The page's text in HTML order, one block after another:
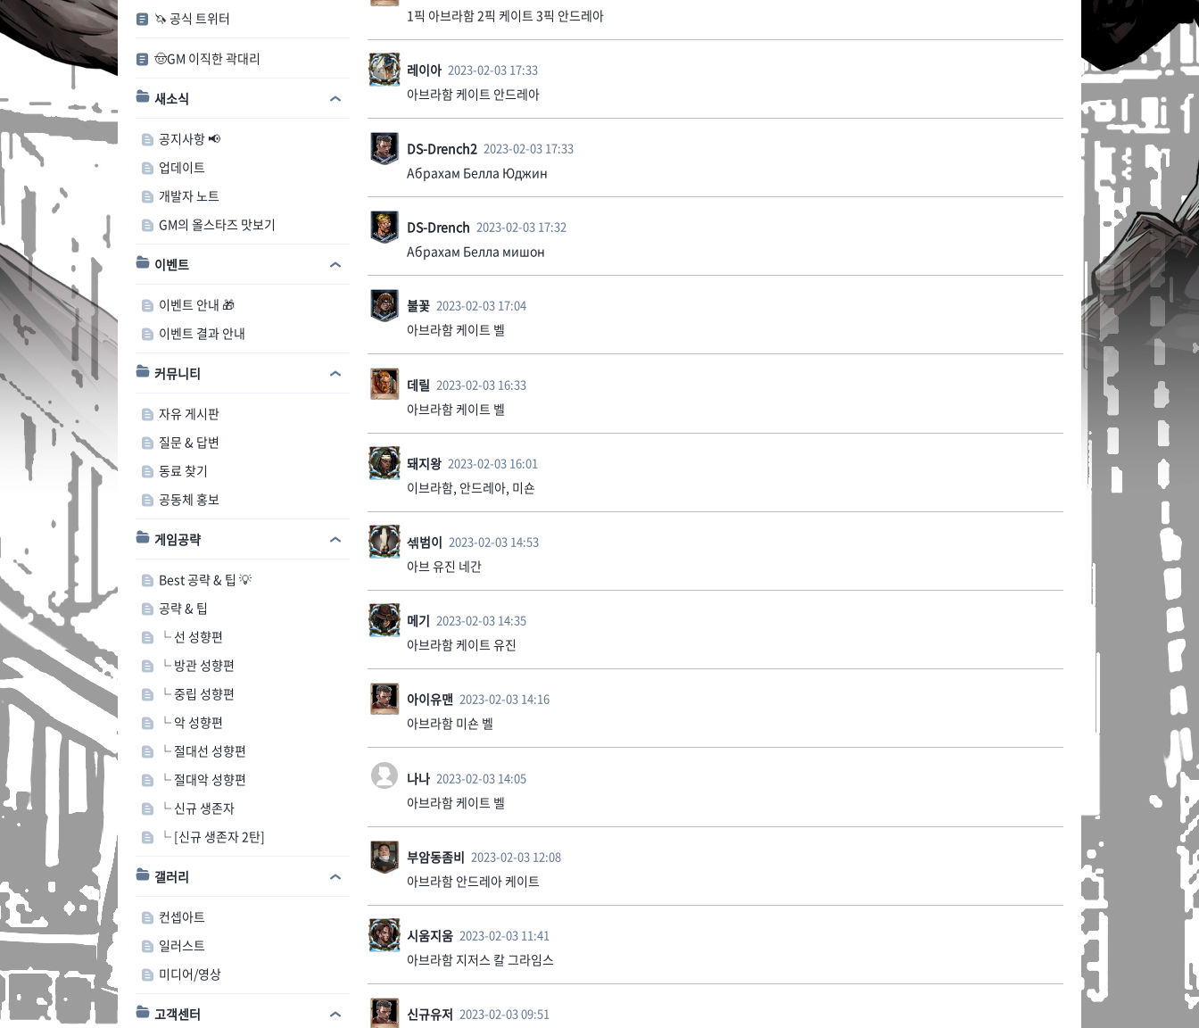
🦄 공식 트위터
🤠GM 이직한 곽대리
새소식
공지사항 📢
업데이트
개발자 노트
GM의 올스타즈 맛보기
이벤트
이벤트 안내 🎁
이벤트 결과 안내
커뮤니티
자유 게시판
질문 & 답변
동료 찾기
공동체 홍보
게임공략
Best 공략 & 팁 💡
공략 & 팁
└ 선 성향편
└ 방관 성향편
└ 중립 성향편
└ 악 성향편
└ 절대선 성향편
└ 절대악 성향편
└ 신규 생존자
└ [신규 생존자 2탄]
갤러리
컨셉아트
일러스트
미디어/영상
고객센터
1픽 아브라함 2픽 케이트 3픽 안드레아
레이아 2023-02-03 17:33
아브라함 케이트 안드레아
DS-Drench2 2023-02-03 17:33
Абрахам Белла Юджин
DS-Drench 2023-02-03 17:32
Абрахам Белла мишон
불꽃 2023-02-03 17:04
아브라함 케이트 벨
데릴 2023-02-03 16:33
아브라함 케이트 벨
돼지왕 2023-02-03 16:01
이브라함, 안드레아, 미숀
섺범이 2023-02-03 14:53
아브 유진 네간
메기 2023-02-03 14:35
아브라함 케이트 유진
아이유맨 2023-02-03 14:16
아브라함 미숀 벨
나나 2023-02-03 14:05
아브라함 케이트 벨
부암동좀비 2023-02-03 12:08
아브라함 안드레아 케이트
시움지움 2023-02-03 11:41
아브라함 지저스 칼 그라임스
신규유저 2023-02-03 09:51